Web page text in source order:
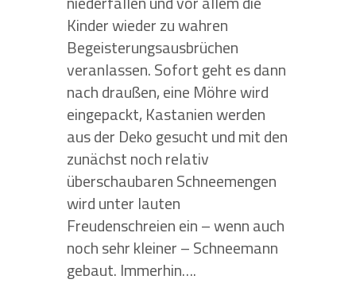
Kinder wieder zu wahren
Begeisterungsausbrüchen
veranlassen. Sofort geht es dann
nach draußen, eine Möhre wird
eingepackt, Kastanien werden
aus der Deko gesucht und mit den
zunächst noch relativ
überschaubaren Schneemengen
wird unter lauten
Freudenschreien ein – wenn auch
noch sehr kleiner – Schneemann
gebaut. Immerhin….